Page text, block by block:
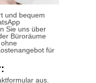
und bequem
Sie uns über
Büroräume
für
aus.